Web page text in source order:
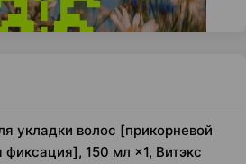
укладки волос [прикорневой
150 мл ×1, Витэкс